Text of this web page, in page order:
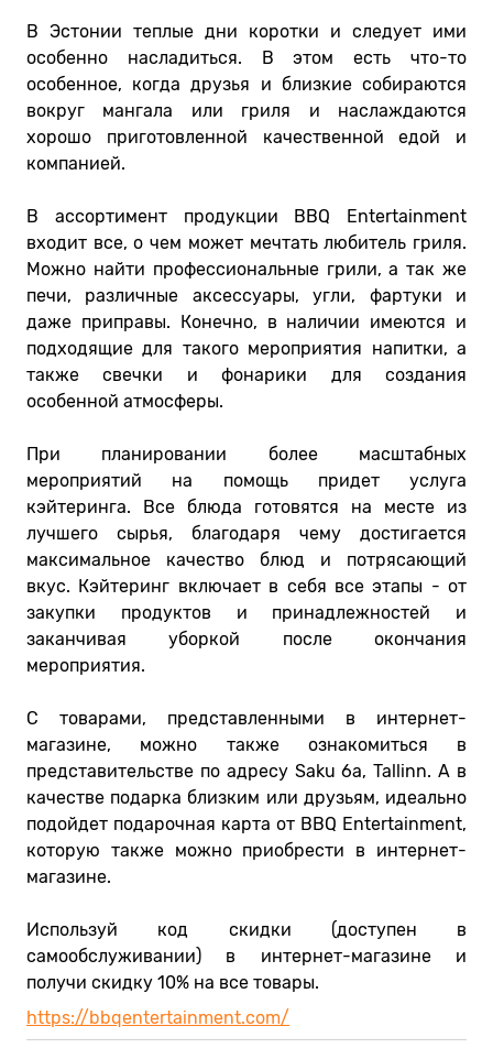
В Эстонии теплые дни коротки и следует ими
особенно насладиться. В этом есть что-то
особенное, когда друзья и близкие собираются
вокруг мангала или гриля и наслаждаются
хорошо приготовленной качественной едой и
компанией.
В ассортимент продукции BBQ Entertainment
входит все, о чем может мечтать любитель гриля.
Можно найти профессиональные грили, а так же
печи, различные аксессуары, угли, фартуки и
даже приправы. Конечно, в наличии имеются и
подходящие для такого мероприятия напитки, а
также свечки и фонарики для создания
особенной атмосферы.
При планировании более масштабных
мероприятий на помощь придет услуга
кэйтеринга. Все блюда готовятся на месте из
лучшего сырья, благодаря чему достигается
максимальное качество блюд и потрясающий
вкус. Кэйтеринг включает в себя все этапы - от
закупки продуктов и принадлежностей и
заканчивая уборкой после окончания
мероприятия.
С товарами, представленными в интернет-
магазине, можно также ознакомиться в
представительстве по адресу Saku 6a, Tallinn. А в
качестве подарка близким или друзьям, идеально
подойдет подарочная карта от BBQ Entertainment,
которую также можно приобрести в интернет-
магазине.
Используй код скидки (доступен в
самообслуживании) в интернет-магазине и
получи скидку 10% на все товары.
https://bbqentertainment.com/